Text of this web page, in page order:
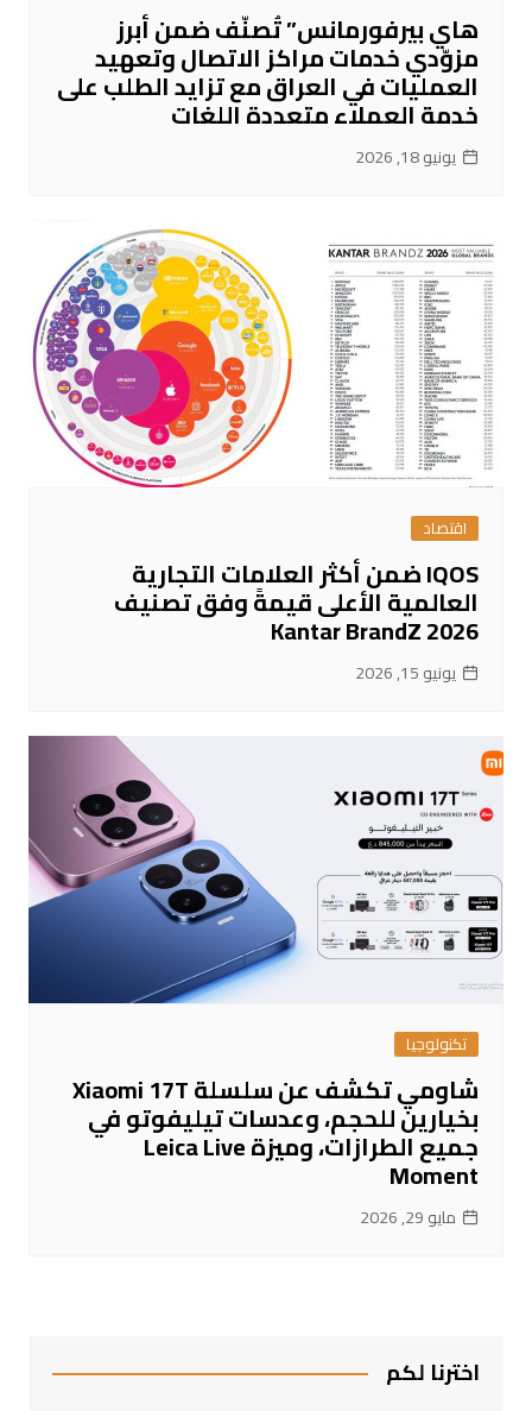
هاي بيرفورمانس” تُصنّف ضمن أبرز
مزوّدي خدمات مراكز الاتصال وتعهيد
العمليات في العراق مع تزايد الطلب على
خدمة العملاء متعددة اللغات
يونيو 18, 2026
اقتصاد
IQOS ضمن أكثر العلامات التجارية
العالمية الأعلى قيمةً وفق تصنيف
Kantar BrandZ 2026
يونيو 15, 2026
تكنولوجيا
شاومي تكشف عن سلسلة Xiaomi 17T
بخيارين للحجم، وعدسات تيليفوتو في
جميع الطرازات، وميزة Leica Live
Moment
مايو 29, 2026
اخترنا لكم